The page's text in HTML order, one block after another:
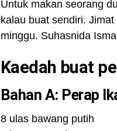
Untuk makan seorang
kalau buat sendiri.
minggu. Suhasnida
Kaedah buat
Bahan A: Perap
8 ulas bawang putih